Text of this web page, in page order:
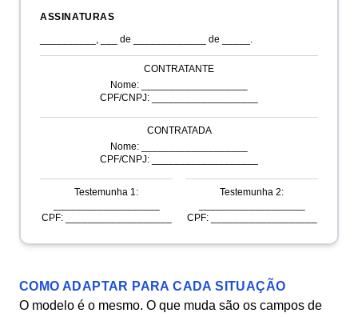
ASSINATURAS
__________, ___ de _____________ de _____.
CONTRATANTE
Nome: ___________________
CPF/CNPJ: ___________________
CONTRATADA
Nome: ___________________
CPF/CNPJ: ___________________
Testemunha 1:
CPF: ___________________
Testemunha 2:
CPF: ___________________
COMO ADAPTAR PARA CADA SITUAÇÃO
O modelo é o mesmo. O que muda são os campos de